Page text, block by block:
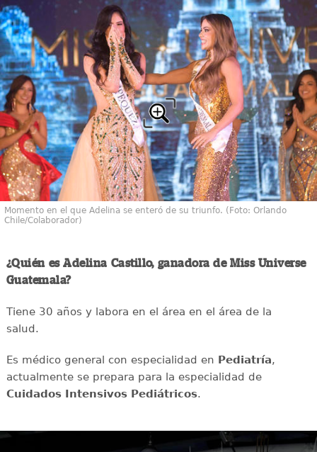
Momento en el que Adelina se enteró de su triunfo. (Foto: Orlando
Chile/Colaborador)
¿Quién es Adelina Castillo, ganadora de Miss Universe
Guatemala?
Tiene 30 años y labora en el área en el área de la
salud.
Es médico general con especialidad en Pediatría,
actualmente se prepara para la especialidad de
Cuidados Intensivos Pediátricos.